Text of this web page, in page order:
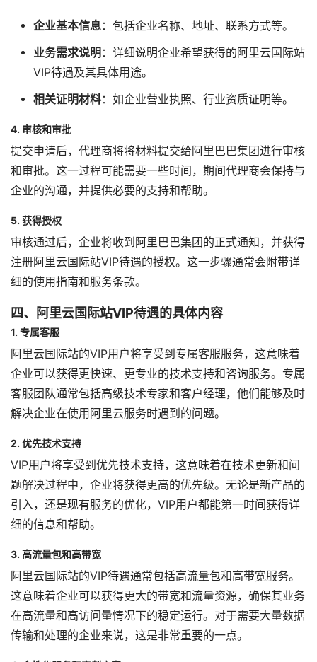
企业基本信息：包括企业名称、地址、联系方式等。
业务需求说明 ：详细说明企业希望获得的阿里云国际站
VIP待遇及其具体用途。
相关证明材料：如企业营业执照、行业资质证明等。
4. 审核和审批
提交申请后，代理商将将材料提交给阿里巴巴集团进行审核
和审批。这一过程可能需要一些时间，期间代理商会保持与
企业的沟通，并提供必要的支持和帮助。
5. 获得授权
审核通过后，企业将收到阿里巴巴集团的正式通知，并获得
注册阿里云国际站VIP待遇的授权。这一步骤通常会附带详
细的使用指南和服务条款。
四、阿里云国际站VIP待遇的具体内容
1. 专属客服
阿里云国际站的VIP用户将享受到专属客服服务，这意味着
企业可以获得更快速、更专业的技术支持和咨询服务。专属
客服团队通常包括高级技术专家和客户经理，他们能够及时
解决企业在使用阿里云服务时遇到的问题。
2. 优先技术支持
VIP用户将享受到优先技术支持，这意味着在技术更新和问
题解决过程中，企业将获得更高的优先级。无论是新产品的
引入，还是现有服务的优化，VIP用户都能第一时间获得详
细的信息和帮助。
3. 高流量包和高带宽
阿里云国际站的VIP待遇通常包括高流量包和高带宽服务。
这意味着企业可以获得更大的带宽和流量资源，确保其业务
在高流量和高访问量情况下的稳定运行。对于需要大量数据
传输和处理的企业来说，这是非常重要的一点。